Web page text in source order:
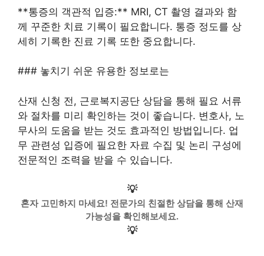
**통증의 객관적 입증:** MRI, CT 촬영 결과와 함
께 꾸준한 치료 기록이 필요합니다. 통증 정도를 상
세히 기록한 진료 기록 또한 중요합니다.
### 놓치기 쉬운 유용한 정보로는
산재 신청 전, 근로복지공단 상담을 통해 필요 서류
와 절차를 미리 확인하는 것이 좋습니다. 변호사, 노
무사의 도움을 받는 것도 효과적인 방법입니다. 업
무 관련성 입증에 필요한 자료 수집 및 논리 구성에
전문적인 조력을 받을 수 있습니다.
💡
혼자 고민하지 마세요! 전문가의 친절한 상담을 통해 산재
가능성을 확인해보세요.
💡